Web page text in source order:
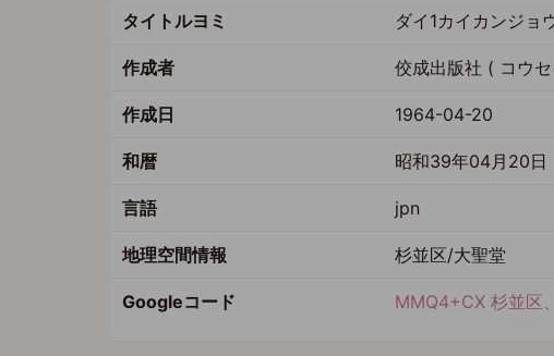
タイトルヨミ ダイ1カイカンジョ
作成者 佼成出版社 ( コウ
作成日 1964-04-20
和暦 昭和39年04月20日
言語 jpn
地理空間情報 杉並区/大聖堂
Googleコード MMQ4+CX 杉並区